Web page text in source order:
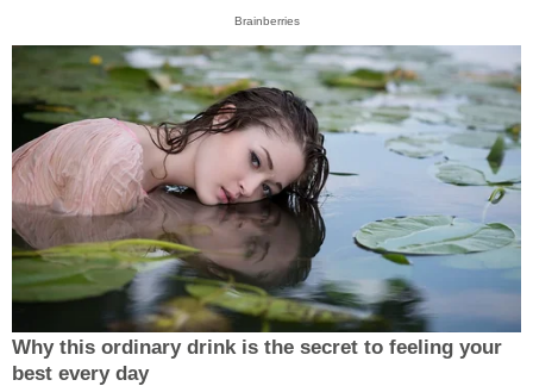
Brainberries
Why this ordinary drink is the secret to feeling your
best every day